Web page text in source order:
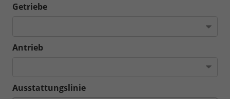
Getriebe
Antrieb
Ausstattungslinie